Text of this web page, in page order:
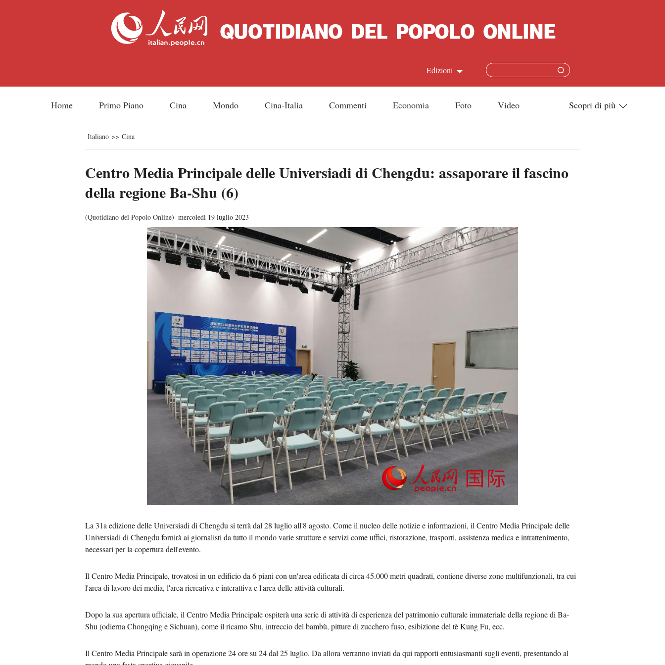
Edizioni
Français
عربي
한국어
Kiswahili
Қазақ тілі
ภาษาไทย
Bahasa Melayu
Ελληνικά
Tiếng Việt
اردو
Home Primo Piano Cina Mondo Cina-Italia Commenti Economia Foto Video Scopri di più
Italiano >> Cina
Centro Media Principale delle Universiadi di Chengdu: assaporare il fascino
della regione Ba-Shu (6)
(Quotidiano del Popolo Online) mercoledì 19 luglio 2023
La 31a edizione delle Universiadi di Chengdu si terrà dal 28 luglio all'8 agosto. Come il nucleo delle notizie e informazioni, il Centro Media Principale delle
Universiadi di Chengdu fornirà ai giornalisti da tutto il mondo varie strutture e servizi come uffici, ristorazione, trasporti, assistenza medica e intrattenimento,
necessari per la copertura dell'evento.
Il Centro Media Principale, trovatosi in un edificio da 6 piani con un'area edificata di circa 45.000 metri quadrati, contiene diverse zone multifunzionali, tra cui
l'area di lavoro dei media, l'area ricreativa e interattiva e l'area delle attività culturali.
Dopo la sua apertura ufficiale, il Centro Media Principale ospiterà una serie di attività di esperienza del patrimonio culturale immateriale della regione di Ba-
Shu (odierna Chongqing e Sichuan), come il ricamo Shu, intreccio del bambù, pitture di zucchero fuso, esibizione del tè Kung Fu, ecc.
Il Centro Media Principale sarà in operazione 24 ore su 24 dal 25 luglio. Da allora verranno inviati da qui rapporti entusiasmanti sugli eventi, presentando al